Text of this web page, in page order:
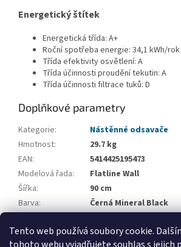
Tento web používá soubory cookie.
Energetický štítek
Energetická třída: A+
Roční spotřeba energie: 34,1 kWh/rok
Třída efektivity osvětlení: A
Třída účinnosti proudění tekutin: A
Třída účinnosti filtrace tuků: D
Doplňkové parametry
Kategorie:
Nástěnné odsavače
Hmotnost:
29.7 kg
EAN:
5414425195473
Modelová řada:
Flatline Wall
Šířka:
90 cm
Barva:
Černá Mineral Black
Výbava odsavače: Možnost ovládání z